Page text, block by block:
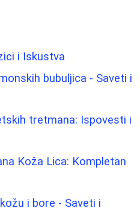
i Iskustva
bubuljica - Saveti i
tretmana: Ispovesti i
Koža Lica: Kompletan
i bore - Saveti i